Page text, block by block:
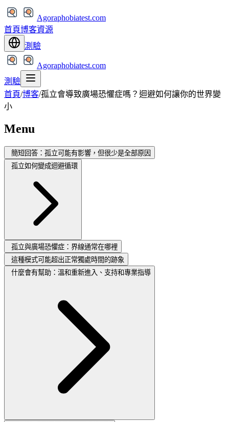
Agoraphobiatest.com
首頁博客資源
測驗
Agoraphobiatest.com
測驗
首頁/博客/孤立會導致廣場恐懼症嗎？迴避如何讓你的世界變
小
Menu
簡短回答：孤立可能有影響，但很少是全部原因
孤立如何變成迴避循環
孤立與廣場恐懼症：界線通常在哪裡
這種模式可能超出正常獨處時間的跡象
什麼會有幫助：溫和重新進入、支持和專業指導